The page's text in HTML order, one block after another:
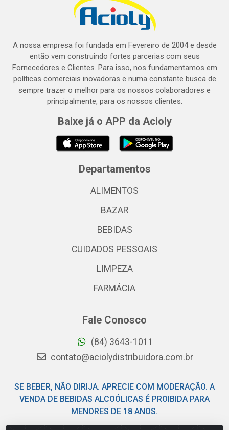
A nossa empresa foi fundada em Fevereiro de 2004 e desde
então vem construindo fortes parcerias com seus
Fornecedores e Clientes. Para isso, nos fundamentamos em
políticas comerciais inovadoras e numa constante busca de
sempre trazer o melhor para os nossos colaboradores e
principalmente, para os nossos clientes.
Baixe já o APP da Acioly
Departamentos
ALIMENTOS
BAZAR
BEBIDAS
CUIDADOS PESSOAIS
LIMPEZA
FARMÁCIA
Fale Conosco
(84) 3643-1011
contato@aciolydistribuidora.com.br
SE BEBER, NÃO DIRIJA. APRECIE COM MODERAÇÃO. A
VENDA DE BEBIDAS ALCOÓLICAS É PROIBIDA PARA
MENORES DE 18 ANOS.